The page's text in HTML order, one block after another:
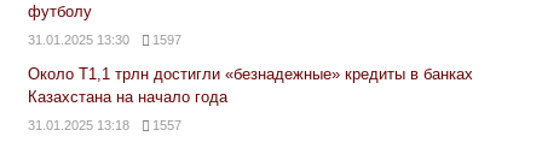
футболу
31.01.2025 13:30 1597
Около Т1,1 трлн достигли «безнадежные» кредиты в банках
Казахстана на начало года
31.01.2025 13:18 1557